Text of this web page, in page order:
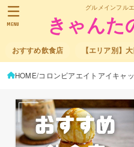
グルメインフル
きゃんた
おすすめ飲食店 【エリア別】
MENU
HOME コロンビアエイトアイキャ